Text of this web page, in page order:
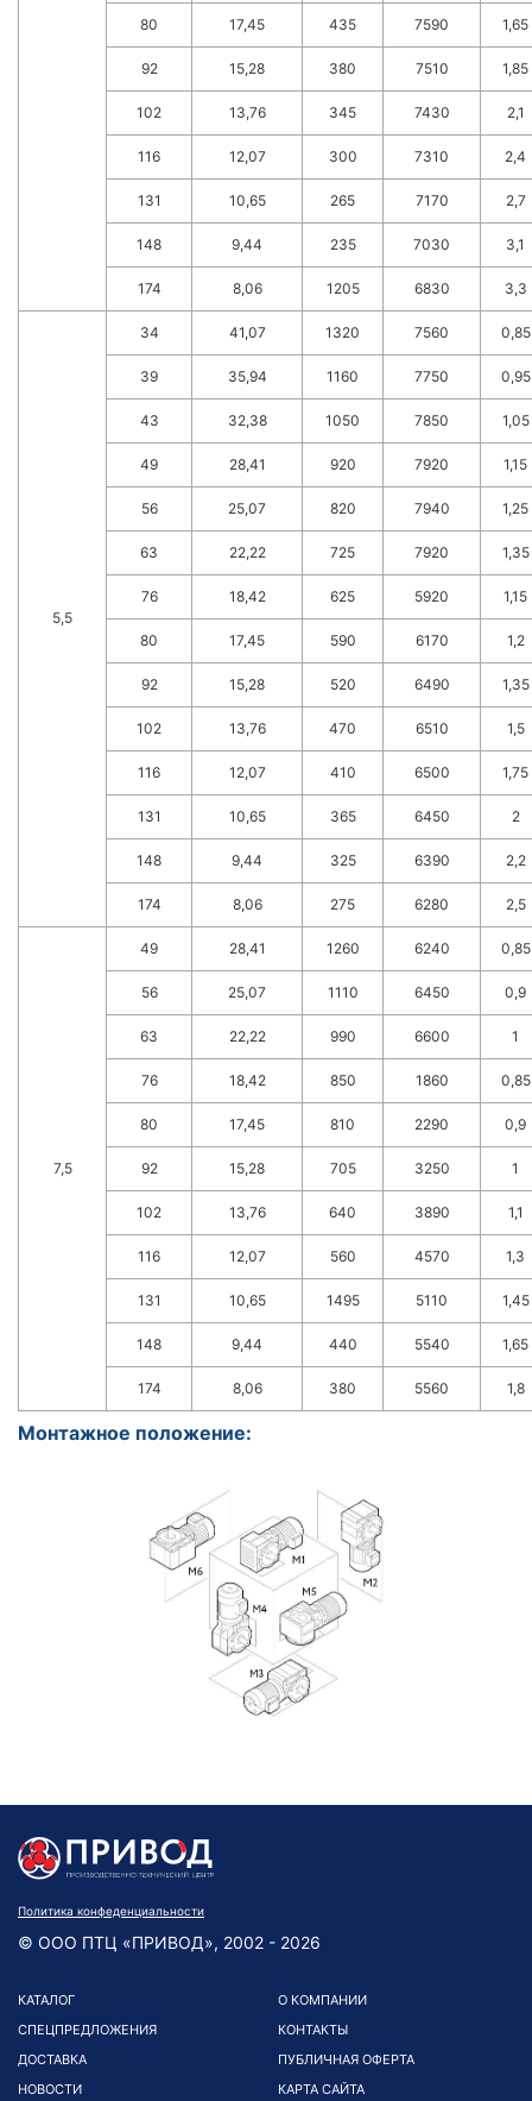
80 17,45 435 7590 1,65
92 15,28 380 7510 1,85
102 13,76 345 7430 2,1
116 12,07 300 7310 2,4
131 10,65 265 7170 2,7
148 9,44 235 7030 3,1
174 8,06 1205 6830 3,3
5,5
34 41,07 1320 7560 0,85
39 35,94 1160 7750 0,95
43 32,38 1050 7850 1,05
49 28,41 920 7920 1,15
56 25,07 820 7940 1,25
63 22,22 725 7920 1,35
76 18,42 625 5920 1,15
80 17,45 590 6170 1,2
92 15,28 520 6490 1,35
102 13,76 470 6510 1,5
116 12,07 410 6500 1,75
131 10,65 365 6450 2
148 9,44 325 6390 2,2
174 8,06 275 6280 2,5
7,5
49 28,41 1260 6240 0,85
56 25,07 1110 6450 0,9
63 22,22 990 6600 1
76 18,42 850 1860 0,85
80 17,45 810 2290 0,9
92 15,28 705 3250 1
102 13,76 640 3890 1,1
116 12,07 560 4570 1,3
131 10,65 1495 5110 1,45
148 9,44 440 5540 1,65
174 8,06 380 5560 1,8
Монтажное положение:
Политика конфеденциальности
© ООО ПТЦ «ПРИВОД», 2002 - 2026
КАТАЛОГ
СПЕЦПРЕДЛОЖЕНИЯ
ДОСТАВКА
НОВОСТИ
О КОМПАНИИ
КОНТАКТЫ
ПУБЛИЧНАЯ ОФЕРТА
КАРТА САЙТА